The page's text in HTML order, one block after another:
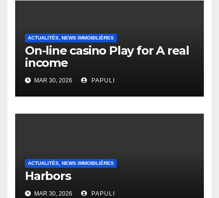
ACTUALITÉS, NEWS IMMOBILIÈRES
On-line casino Play for A real
income
MAR 30, 2026 PAPULI
ACTUALITÉS, NEWS IMMOBILIÈRES
Harbors
MAR 30, 2026 PAPULI